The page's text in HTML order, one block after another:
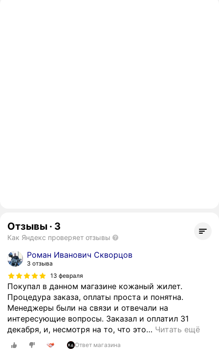
Отзывы · 3
Как Яндекс проверяет отзывы
Роман Иванович Скворцов
3 отзыва
13 февраля
Покупал в данном магазине кожаный жилет.
Процедура заказа, оплаты проста и понятна.
Менеджеры были на связи и отвечали на
интересующие вопросы. Заказал и оплатил 31
декабря, и, несмотря на то, что это… Читать ещё
Ответ магазина